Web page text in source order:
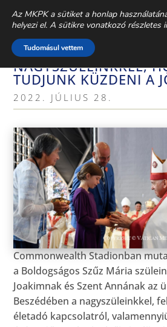
CSALÁDEGYHÁZ» AKTUÁLIS »
FERENC PÁPA:
KAPCSOLATBAN
NAGYSZÜLEINKKEL,
TUDJUNK KÜZDENI A
2022. JÚLIUS 28.
Commonwealth Stadionban
a Boldogságos Szűz Mária
Joakimnak és Szent Annának az
Beszédében a nagyszüleinkkel,
életadó kapcsolatról,
Az MKPK a sütiket a honlap
helyezi el. A sütikre vonatkozó részletes
Tudomásul vettem